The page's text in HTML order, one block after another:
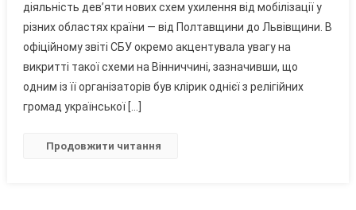
Ієрея
УПЦ
МП,
Який
«відмазував»
Від
діяльність дев’яти нових схем ухилення від мобілізації у
різних областях країни — від Полтавщини до Львівщини. В
офіційному звіті СБУ окремо акцентувала увагу на
викритті такої схеми на Вінниччині, зазначивши, що
одним із її організаторів був клірик однієї з релігійних
громад української […]
Продовжити читання